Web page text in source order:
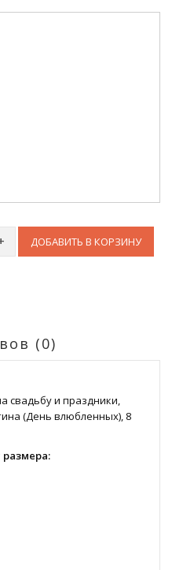
ДОБАВИТЬ В КОРЗИНУ
(0)
свадьбу и праздники,
(День влюбленных), 8
размера: